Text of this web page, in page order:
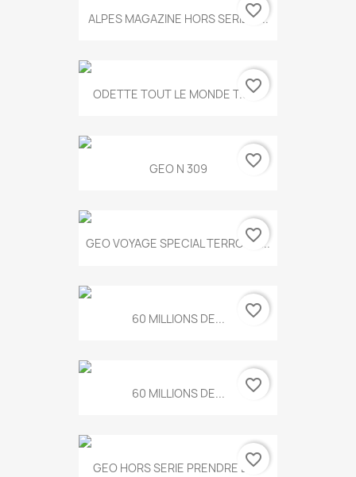
ALPES MAGAZINE HORS SERIE N...
favorite_border
ODETTE TOUT LE MONDE T.546
favorite_border
GEO N 309 favorite_border
GEO VOYAGE SPECIAL TERROIRS...
favorite_border
60 MILLIONS DE... favorite_border
60 MILLIONS DE... favorite_border
GEO HORS SERIE PRENDRE LE...
favorite_border